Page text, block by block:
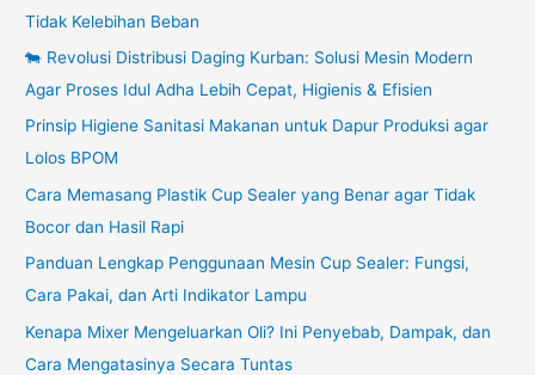
Tidak Kelebihan Beban
🐄 Revolusi Distribusi Daging Kurban: Solusi Mesin Modern
Agar Proses Idul Adha Lebih Cepat, Higienis & Efisien
Prinsip Higiene Sanitasi Makanan untuk Dapur Produksi agar
Lolos BPOM
Cara Memasang Plastik Cup Sealer yang Benar agar Tidak
Bocor dan Hasil Rapi
Panduan Lengkap Penggunaan Mesin Cup Sealer: Fungsi,
Cara Pakai, dan Arti Indikator Lampu
Kenapa Mixer Mengeluarkan Oli? Ini Penyebab, Dampak, dan
Cara Mengatasinya Secara Tuntas